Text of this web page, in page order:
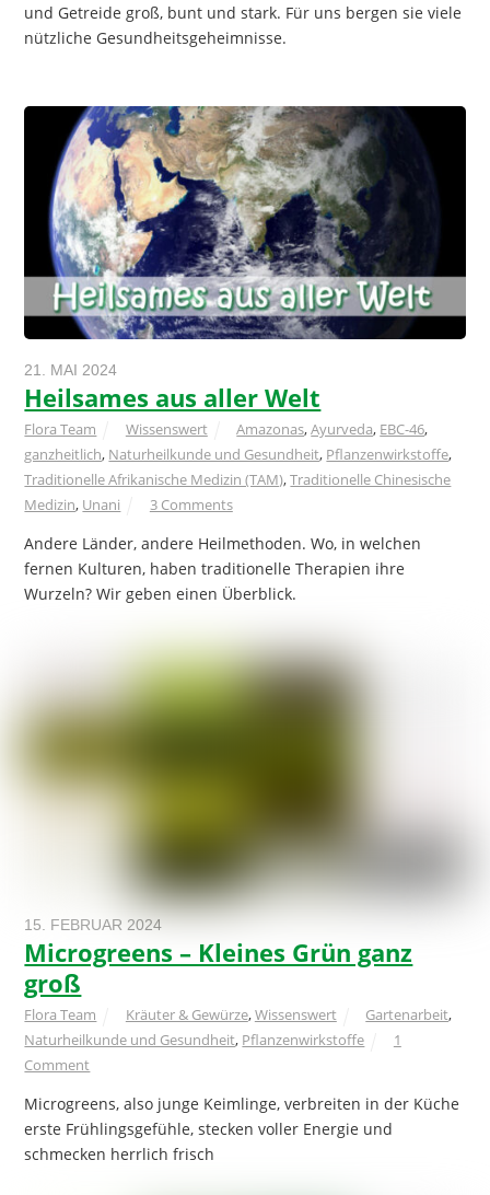
und Getreide groß, bunt und stark. Für uns bergen sie viele
nützliche Gesundheitsgeheimnisse.
21. MAI 2024
Heilsames aus aller Welt
Flora Team Wissenswert Amazonas,Ayurveda, EBC-46,
ganzheitlich, Naturheilkunde und Gesundheit, Pflanzenwirkstoffe,
Traditionelle Afrikanische Medizin (TAM),Traditionelle Chinesische
Medizin, Unani 3 Comments
Andere Länder, andere Heilmethoden. Wo, in welchen
fernen Kulturen, haben traditionelle Therapien ihre
Wurzeln? Wir geben einen Überblick.
15. FEBRUAR 2024
Microgreens – Kleines Grün ganz
groß
Flora Team Kräuter & Gewürze,Wissenswert Gartenarbeit,
Naturheilkunde und Gesundheit, Pflanzenwirkstoffe
1
Comment
Microgreens, also junge Keimlinge, verbreiten in der Küche
erste Frühlingsgefühle, stecken voller Energie und
schmecken herrlich frisch